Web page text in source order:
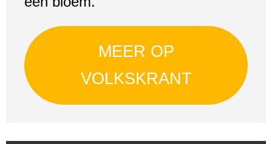
MEER OP
VOLKSKRANT